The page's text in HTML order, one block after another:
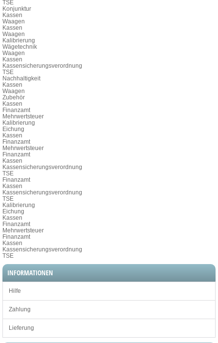
TSE
Konjunktur
Kassen
Waagen
Kassen
Waagen
Kalibrierung
Wägetechnik
Waagen
Kassen
Kassensicherungsverordnung
TSE
Nachhaltigkeit
Kassen
Waagen
Zubehör
Kassen
Finanzamt
Mehrwertsteuer
Kalibrierung
Eichung
Kassen
Finanzamt
Mehrwertsteuer
Finanzamt
Kassen
Kassensicherungsverordnung
TSE
Finanzamt
Kassen
Kassensicherungsverordnung
TSE
Kalibrierung
Eichung
Kassen
Finanzamt
Mehrwertsteuer
Finanzamt
Kassen
Kassensicherungsverordnung
TSE
INFORMATIONEN
Hilfe
Zahlung
Lieferung